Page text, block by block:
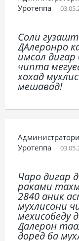
Уротеппа
Соли
ДАлеронро
имсол
чипта
хохад
мешавад!
Уротеппа
Чаро дигар
раками
2840 аник
мухлисони
мехисобеду
Далерон
доред ба